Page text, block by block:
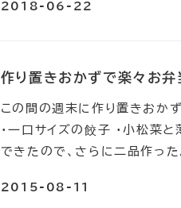
2018-06-22
作り置きおかずで楽々お弁
この間の週末に作り置きおか
・一口サイズの餃子 ・小松菜
できたので、さらに二品作っ
2015-08-11